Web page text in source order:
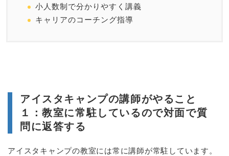
小人数制で分かりやすく講義
キャリアのコーチング指導
アイスタキャンプの講師がやること
１：教室に常駐しているので対面で質
問に返答する
アイスタキャンプの教室には常に講師が常駐しています。